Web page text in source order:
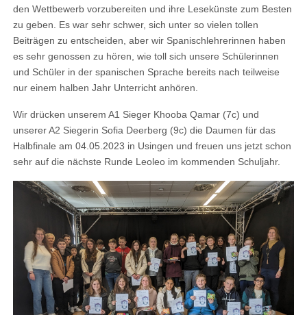
den Wettbewerb vorzubereiten und ihre Lesekünste zum Besten
zu geben. Es war sehr schwer, sich unter so vielen tollen
Beiträgen zu entscheiden, aber wir Spanischlehrerinnen haben
es sehr genossen zu hören, wie toll sich unsere Schülerinnen
und Schüler in der spanischen Sprache bereits nach teilweise
nur einem halben Jahr Unterricht anhören.
Wir drücken unserem A1 Sieger Khooba Qamar (7c) und
unserer A2 Siegerin Sofia Deerberg (9c) die Daumen für das
Halbfinale am 04.05.2023 in Usingen und freuen uns jetzt schon
sehr auf die nächste Runde Leoleo im kommenden Schuljahr.